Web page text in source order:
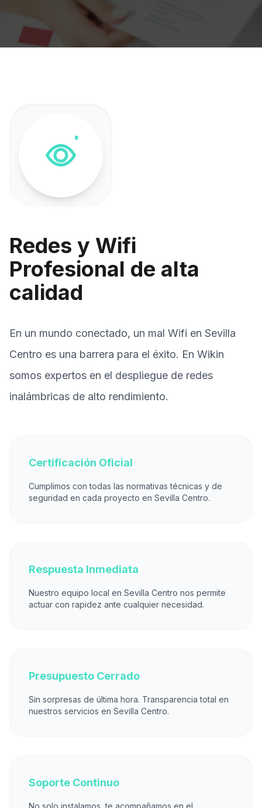
Redes y Wifi
Profesional de alta
calidad
En un mundo conectado, un mal Wifi en Sevilla
Centro es una barrera para el éxito. En Wikin
somos expertos en el despliegue de redes
inalámbricas de alto rendimiento.
Certificación Oficial
Cumplimos con todas las normativas técnicas y de
seguridad en cada proyecto en Sevilla Centro.
Respuesta Inmediata
Nuestro equipo local en Sevilla Centro nos permite
actuar con rapidez ante cualquier necesidad.
Presupuesto Cerrado
Sin sorpresas de última hora. Transparencia total en
nuestros servicios en Sevilla Centro.
Soporte Continuo
No solo instalamos, te acompañamos en el